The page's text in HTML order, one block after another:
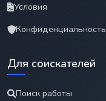
Условия
Конфиденциальность
Для соискателей
Поиск работы